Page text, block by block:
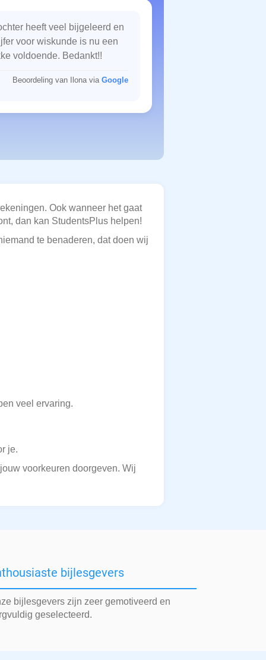
heeft veel bijgeleerd en
voor wiskunde is nu een
voldoende. Bedankt!!
Beoordeling van Ilona via Google
Ook wanneer het gaat
dan kan StudentsPlus helpen!
te benaderen, dat doen wij
veel ervaring.
je.
voorkeuren doorgeven. Wij
bijlesgevers
bijlesgevers zijn zeer gemotiveerd en
geselecteerd.